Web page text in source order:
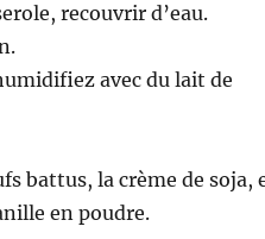
recouvrir d’eau.
avec du lait de
battus, la crème de soja,
en poudre.